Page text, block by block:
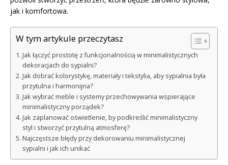
jak i komfortowa.
W tym artykule przeczytasz
Jak łączyć prostotę z funkcjonalnością w minimalistycznych
dekoracjach do sypialni?
Jak dobrać kolorystykę, materiały i tekstylia, aby sypialnia była
przytulna i harmonijna?
Jak wybrać meble i systemy przechowywania wspierające
minimalistyczny porządek?
Jak zaplanować oświetlenie, by podkreślić minimalistyczny
styl i stworzyć przytulną atmosferę?
Najczęstsze błędy przy dekorowaniu minimalistycznej
sypialni i jak ich unikać